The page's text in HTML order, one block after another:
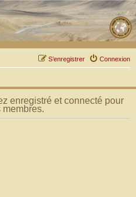
Connexion
S’enregistrer
enregistré et connecté pour